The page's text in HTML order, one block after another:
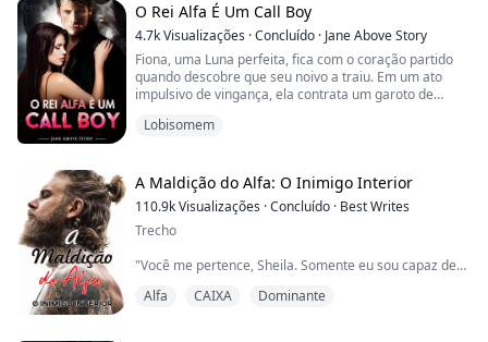
Suas presas afiadas tocam levemente minha pele,
fazendo com que eu solte um grito enquanto faíscas
percorrem minha v...
O Rei Alfa É Um Call Boy
4.7kVisualizações ·Concluído · Jane Above Story
Fiona, uma Luna perfeita, fica com o coração partido
quando descobre que seu noivo a traiu. Em um ato
impulsivo de vingança, ela contrata um garoto de
amanhecer no dia seguinte, ela deixa dinheiro para
reviravolta surpreendente quando descobre q...
Lobisomem
A Maldição do Alfa: O Inimigo Interior
110.9kVisualizações ·Concluído · Best Writes
Trecho
"Você me pertence, Sheila. Somente eu sou capaz de
pertencem. Sua alma e seu corpo são todos meus!"
Alfa CAIXA Dominante